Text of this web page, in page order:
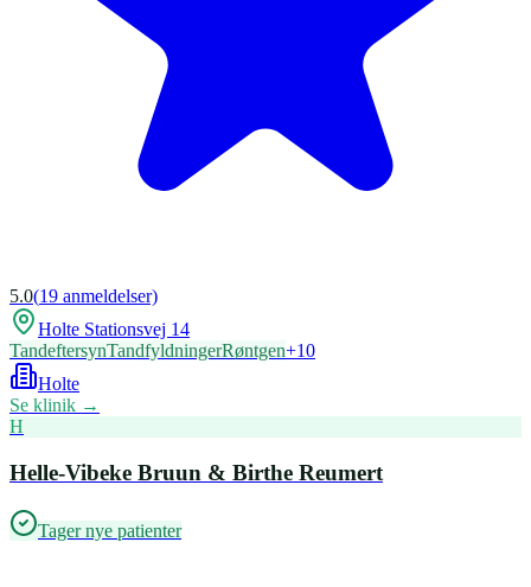
5.0(19 anmeldelser)
Holte Stationsvej 14
TandeftersynTandfyldningerRøntgen+10
Holte
Se klinik →
H
Helle-Vibeke Bruun & Birthe Reumert
Tager nye patienter